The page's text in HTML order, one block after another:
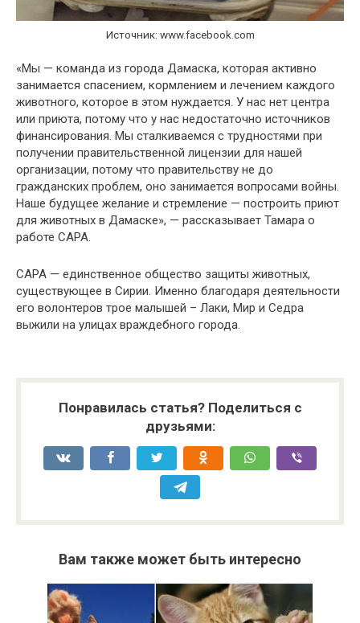
Источник: www.facebook.com
«Мы — команда из города Дамаска, которая активно
занимается спасением, кормлением и лечением каждого
животного, которое в этом нуждается. У нас нет центра
или приюта, потому что у нас недостаточно источников
финансирования. Мы сталкиваемся с трудностями при
получении правительственной лицензии для нашей
организации, потому что правительству не до
гражданских проблем, оно занимается вопросами войны.
Наше будущее желание и стремление — построить приют
для животных в Дамаске», — рассказывает Тамара о
работе САРА.
САРА — единственное общество защиты животных,
существующее в Сирии. Именно благодаря деятельности
его волонтеров трое малышей – Лаки, Мир и Седра
выжили на улицах враждебного города.
Понравилась статья? Поделиться с
друзьями:
Вам также может быть интересно